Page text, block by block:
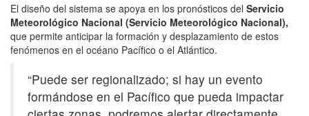
El diseño del sistema se apoya en los pronósticos del Servicio
Meteorológico Nacional (Servicio Meteorológico Nacional),
que permite anticipar la formación y desplazamiento de estos
fenómenos en el océano Pacífico o el Atlántico.
“Puede ser regionalizado; si hay un evento
formándose en el Pacífico que pueda impactar